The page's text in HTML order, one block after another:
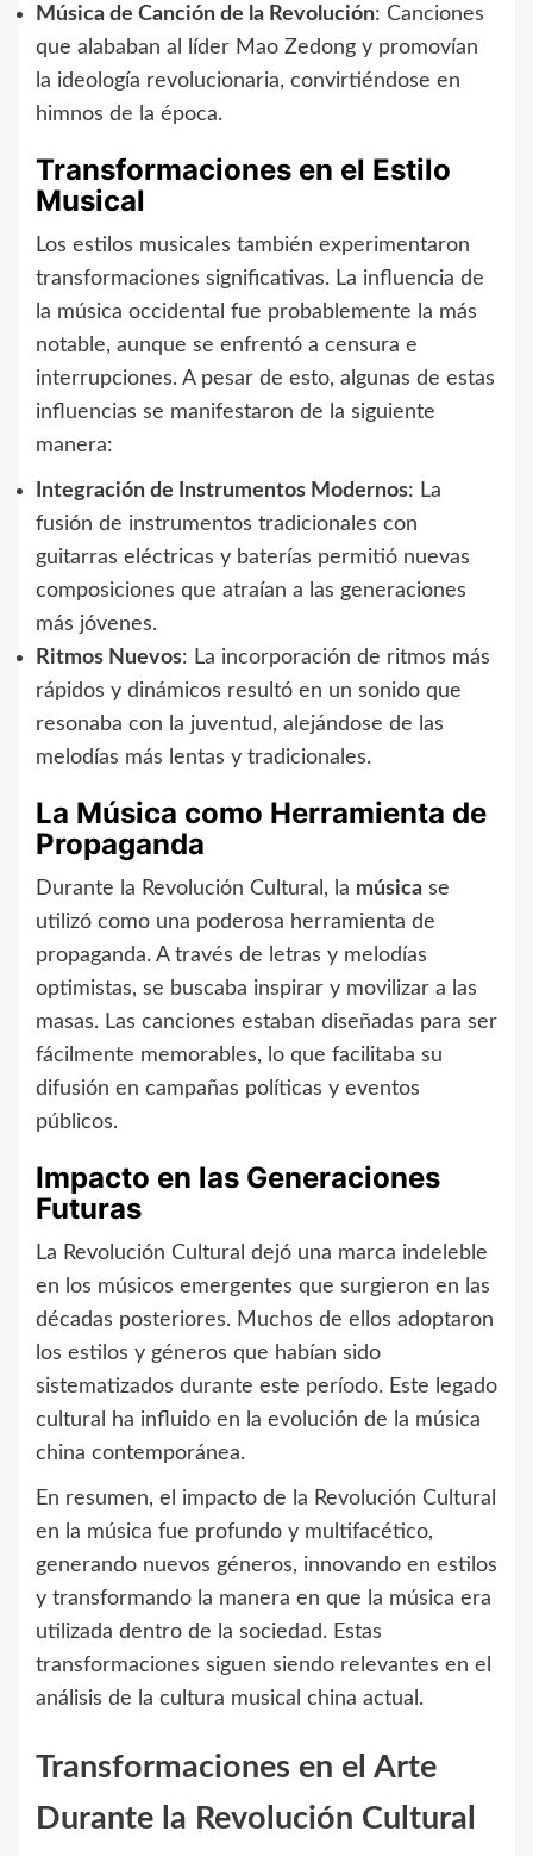
Música de Canción de la Revolución: Canciones
que alababan al líder Mao Zedong y promovían
la ideología revolucionaria, convirtiéndose en
himnos de la época.
Transformaciones en el Estilo
Musical
Los estilos musicales también experimentaron
transformaciones significativas. La influencia de
la música occidental fue probablemente la más
notable, aunque se enfrentó a censura e
interrupciones. A pesar de esto, algunas de estas
influencias se manifestaron de la siguiente
manera:
Integración de Instrumentos Modernos: La
fusión de instrumentos tradicionales con
guitarras eléctricas y baterías permitió nuevas
composiciones que atraían a las generaciones
más jóvenes.
Ritmos Nuevos: La incorporación de ritmos más
rápidos y dinámicos resultó en un sonido que
resonaba con la juventud, alejándose de las
melodías más lentas y tradicionales.
La Música como Herramienta de
Propaganda
Durante la Revolución Cultural, la música se
utilizó como una poderosa herramienta de
propaganda. A través de letras y melodías
optimistas, se buscaba inspirar y movilizar a las
masas. Las canciones estaban diseñadas para ser
fácilmente memorables, lo que facilitaba su
difusión en campañas políticas y eventos
públicos.
Impacto en las Generaciones
Futuras
La Revolución Cultural dejó una marca indeleble
en los músicos emergentes que surgieron en las
décadas posteriores. Muchos de ellos adoptaron
los estilos y géneros que habían sido
sistematizados durante este período. Este legado
cultural ha influido en la evolución de la música
china contemporánea.
En resumen, el impacto de la Revolución Cultural
en la música fue profundo y multifacético,
generando nuevos géneros, innovando en estilos
y transformando la manera en que la música era
utilizada dentro de la sociedad. Estas
transformaciones siguen siendo relevantes en el
análisis de la cultura musical china actual.
Transformaciones en el Arte
Durante la Revolución Cultural